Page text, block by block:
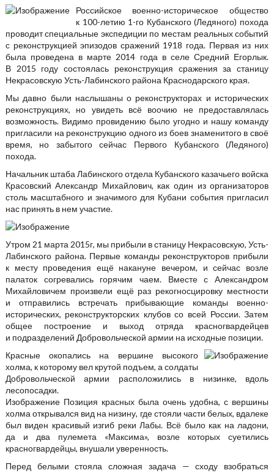
Российское военно-историческое общество
к 100-летию 1-го Кубанского (Ледяного) похода
проводит специальные экспедиции по местам реальных событий
с реконструкцией эпизодов сражений 1918 года. Первая из них
была проведена в марте 2014 года в селе Средний Егорлык.
В 2015 году состоялась реконструкция сражения за станицу
Некрасовскую Усть-Лабинского района Краснодарского края.
Мы давно были наслышаны о реконструкторах и исторических
реконструкциях, но увидеть всё воочию не предоставлялась
возможность. Видимо провидению было угодно и нашу команду
пригласили на реконструкцию одного из боев знаменитого в своё
время, но забытого сейчас Первого Кубанского (Ледяного)
похода.
Начальник штаба Лабинского отдела Кубанского казачьего войска
Красовский Александр Михайлович, как один из организаторов
столь масштабного и значимого для Кубани события пригласил
нас принять в нем участие.
Утром 21 марта 2015г, мы прибыли в станицу Некрасовскую, Усть-
Лабинского района. Первые команды реконструкторов прибыли
к месту проведения ещё накануне вечером, и сейчас возле
палаток согревались горячим чаем. Вместе с Александром
Михайловичем произвели ещё раз рекогносцировку местности
и отправились встречать прибывающие команды военно-
исторических, реконструкторских клубов со всей России. Затем
общее построение и выход отряда красногвардейцев
и подразделений Добровольческой армии на исходные позиции.
Красные окопались на вершине высокого
холма, к которому вел крутой подъем, а солдаты
Добровольческой армии расположились в низинке, вдоль
лесопосадки.
ИзображениеПозиция красных была очень удобна, с вершины
холма открывался вид на низину, где стояли части белых, вдалеке
был виден красивый изгиб реки Лабы. Всё было как на ладони,
да и два пулемета «Максима», возле которых суетились
красногвардейцы, внушали уверенность.
Перед белыми стояла сложная задача — сходу взобраться